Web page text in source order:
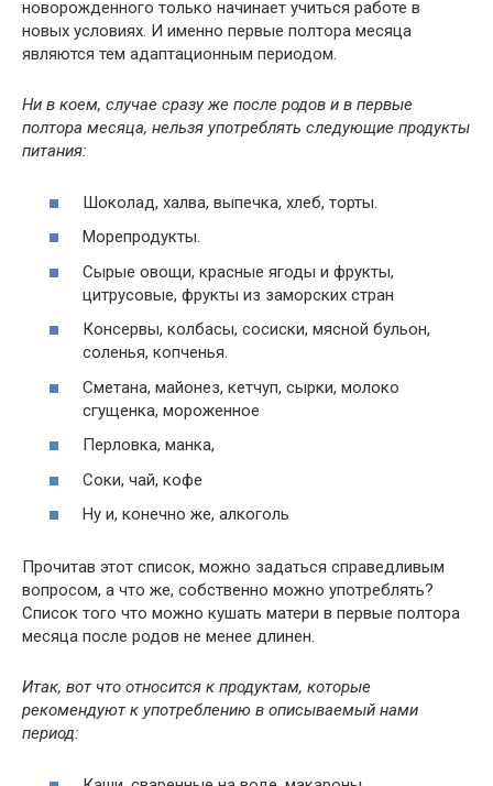
новорожденного только начинает учиться работе в
новых условиях. И именно первые полтора месяца
являются тем адаптационным периодом.
Ни в коем, случае сразу же после родов и в первые
полтора месяца, нельзя употреблять следующие продукты
питания:
Шоколад, халва, выпечка, хлеб, торты.
Морепродукты.
Сырые овощи, красные ягоды и фрукты,
цитрусовые, фрукты из заморских стран
Консервы, колбасы, сосиски, мясной бульон,
соленья, копченья.
Сметана, майонез, кетчуп, сырки, молоко
сгущенка, мороженное
Перловка, манка,
Соки, чай, кофе
Ну и, конечно же, алкоголь
Прочитав этот список, можно задаться справедливым
вопросом, а что же, собственно можно употреблять?
Список того что можно кушать матери в первые полтора
месяца после родов не менее длинен.
Итак, вот что относится к продуктам, которые
рекомендуют к употреблению в описываемый нами
период: